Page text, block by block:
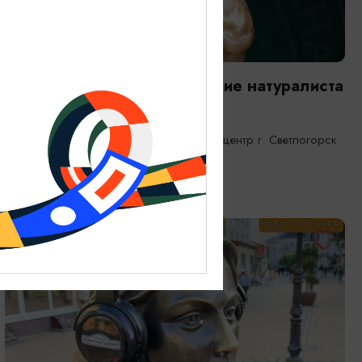
Янтарная каюта. Путешествие натуралиста
25.12.2025 - 31.12.2026
Светлогорск, Морской выставочный центр г. Светлогорск
ОТ 1200₽